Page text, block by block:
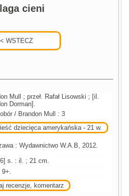
cieni
Mull ; przeł. Rafał Lisowski ; [il.
Dorman].
/ Brandon Mull : 3
dziecięca amerykańska - 21 w.
: Wydawnictwo W.A.B, 2012.
s. : il. ; 21 cm.
recenzje, komentarz